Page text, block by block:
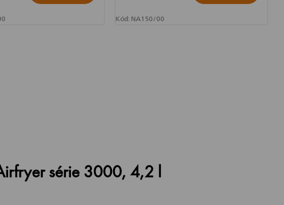
Kód: NA150/00
série 3000, 4,2 l